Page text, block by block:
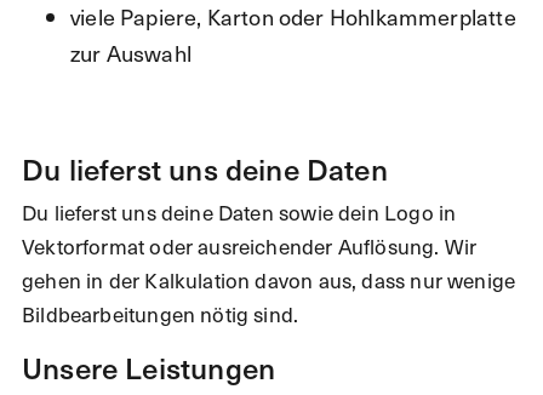
viele Papiere, Karton oder Hohlkammerplatte
zur Auswahl
Du lieferst uns deine Daten
Du lieferst uns deine Daten sowie dein Logo in
Vektorformat oder ausreichender Auflösung. Wir
gehen in der Kalkulation davon aus, dass nur wenige
Bildbearbeitungen nötig sind.
Unsere Leistungen